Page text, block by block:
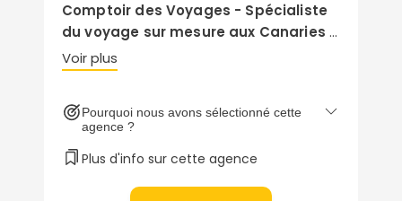
Comptoir des Voyages - Spécialiste
du voyage sur mesure aux Canaries !
Nos conseillers-spécialistes Canaries
sont à l'écoute de vos envies et vous
itinérants & autotours, road trip, en
famille, en couple, voyage de noces
Construisez votre voyage sur mesure
avec notre conseiller Canaries joignable
Voir plus
Pourquoi nous avons sélectionné cette
agence ?
Plus d'info sur cette agence